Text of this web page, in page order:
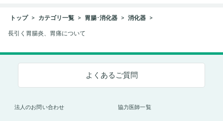
トップ カテゴリ一覧 胃腸･消化器 消化器
長引く胃腸炎、胃痛について
よくあるご質問
法人のお問い合わせ 協力医師一覧